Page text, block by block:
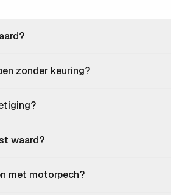
zonder keuring?
waard?
met motorpech?